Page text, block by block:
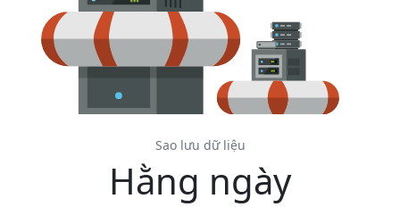
Sao lưu dữ liệu
Hằng ngày